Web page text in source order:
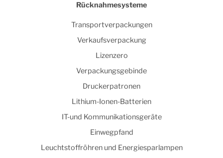
Rücknahmesysteme
Transportverpackungen
Verkaufsverpackung
Lizenzero
Verpackungsgebinde
Druckerpatronen
Lithium-Ionen-Batterien
IT-und Kommunikationsgeräte
Einwegpfand
Leuchtstoffröhren und Energiesparlampen